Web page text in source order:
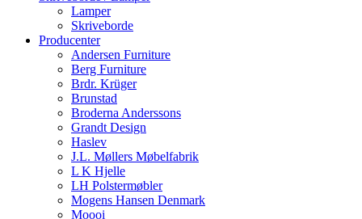
Lamper
Skriveborde
Producenter
Andersen Furniture
Berg Furniture
Brdr. Krüger
Brunstad
Broderna Anderssons
Grandt Design
Haslev
J.L. Møllers Møbelfabrik
L K Hjelle
LH Polstermøbler
Mogens Hansen Denmark
Moooi